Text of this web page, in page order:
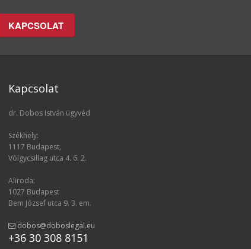
KAPCSOLAT
Kapcsolat
dr. Dobos István ügyvéd
Székhely:
1117 Budapest,
Völgycsillag utca 4. 6. 2.
Aliroda:
1027 Budapest
Bem József utca 9. 3. em.
dobos@doboslegal.eu
+36 30 308 8151